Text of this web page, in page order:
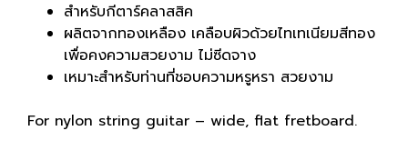
สำหรับกีตาร์คลาสสิค
ผลิตจากทองเหลือง เคลือบผิวด้วยไทเทเนียมสีทอง
เพื่อคงความสวยงาม ไม่ซีดจาง
เหมาะสำหรับท่านที่ชอบความหรูหรา สวยงาม
For nylon string guitar – wide, flat fretboard.